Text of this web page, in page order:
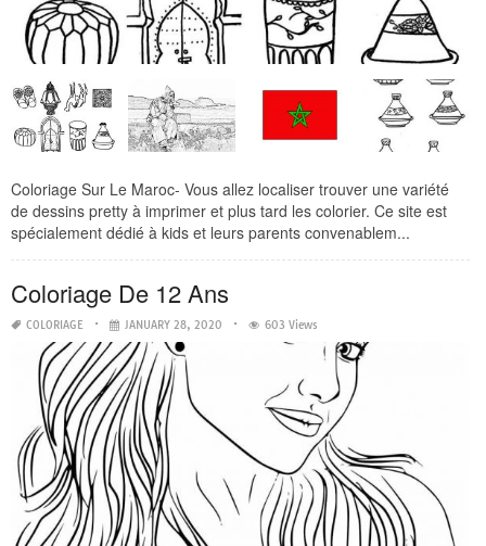
Coloriage Sur Le Maroc- Vous allez localiser trouver une variété
de dessins pretty à imprimer et plus tard les colorier. Ce site est
spécialement dédié à kids et leurs parents convenablem...
Coloriage De 12 Ans
COLORIAGE JANUARY 28, 2020 603 Views